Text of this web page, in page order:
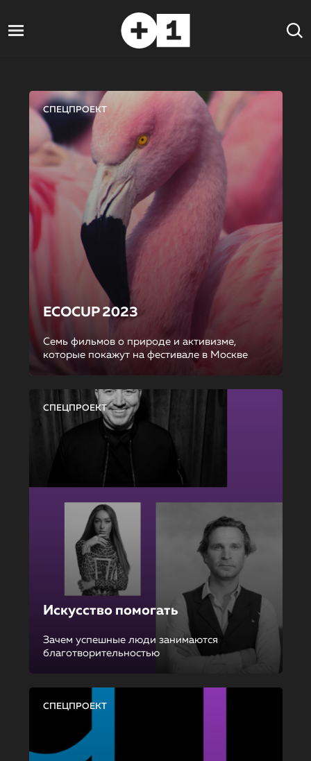
СПЕЦПРОЕКТ
ECOCUP 2023
Семь фильмов о природе и активизме,
которые покажут на фестивале в Москве
СПЕЦПРОЕКТ
Искусство помогать
Зачем успешные люди занимаются
благотворительностью
СПЕЦПРОЕКТ